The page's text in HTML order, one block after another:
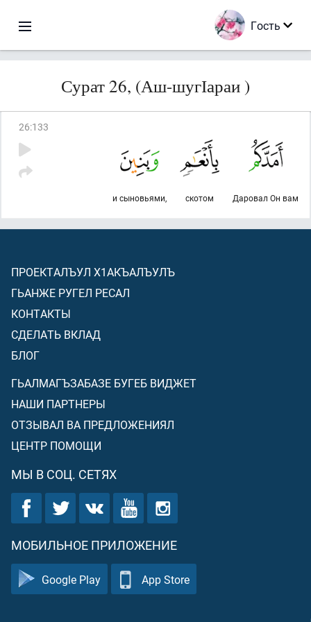
Гость
Сурат 26, (Аш-шугІараи )
26:133
Даровал Он вам
скотом
и сыновьями,
ПРОЕКТАЛЪУЛ Х1АКЪАЛЪУЛЪ
ГЬАНЖЕ РУГЕЛ РЕСАЛ
КОНТАКТЫ
СДЕЛАТЬ ВКЛАД
БЛОГ
ГЬАЛМАГЪЗАБАЗЕ БУГЕБ ВИДЖЕТ
НАШИ ПАРТНЕРЫ
ОТЗЫВАЛ ВА ПРЕДЛОЖЕНИЯЛ
ЦЕНТР ПОМОЩИ
МЫ В СОЦ. СЕТЯХ
МОБИЛЬНОЕ ПРИЛОЖЕНИЕ
Google Play App Store